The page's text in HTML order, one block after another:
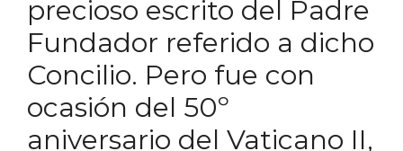
precioso escrito del Padre
Fundador referido a dicho
Concilio. Pero fue con
ocasión del 50º
aniversario del Vaticano II,